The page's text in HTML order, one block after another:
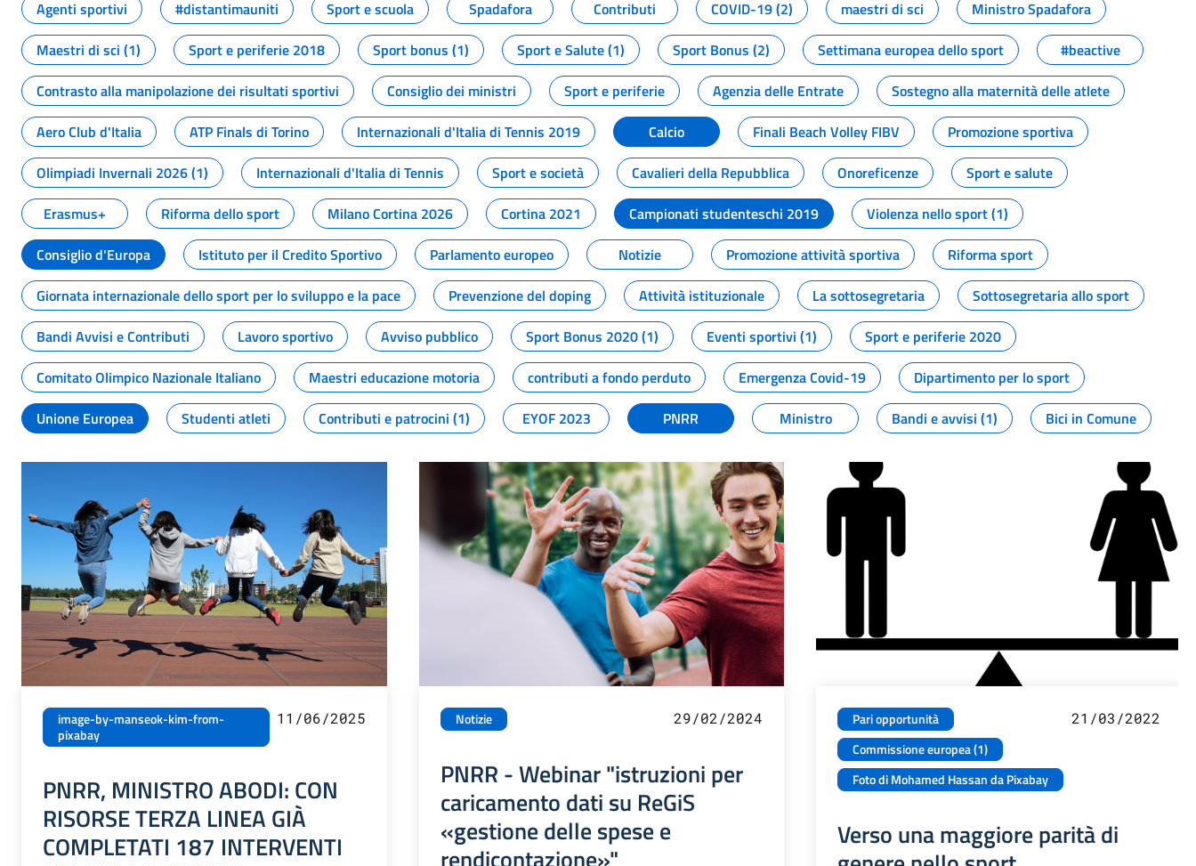
Agenti sportivi
#distantimauniti Sport e scuola Spadafora Contributi COVID-19 (2) maestri di sci
Ministro Spadafora
Maestri di sci (1)
Sport e periferie 2018 Sport bonus (1) Sport e Salute (1) Sport Bonus (2) Settimana europea dello sport
#beactive
Contrasto alla manipolazione dei risultati sportivi
Consiglio dei ministri Sport e periferie Agenzia delle Entrate
Sostegno alla maternità delle atlete
Aero Club d'Italia
ATP Finals di Torino Internazionali d'Italia di Tennis 2019 Calcio Finali Beach Volley FIBV
Promozione sportiva
Olimpiadi Invernali 2026 (1)
Internazionali d'Italia di Tennis Sport e società Cavalieri della Repubblica Onoreficenze
Sport e salute
Erasmus+
Riforma dello sport Milano Cortina 2026 Cortina 2021 Campionati studenteschi 2019
Violenza nello sport (1)
Consiglio d'Europa
Istituto per il Credito Sportivo Parlamento europeo Notizie Promozione attività sportiva
Riforma sport
Giornata internazionale dello sport per lo sviluppo e la pace
Prevenzione del doping Attività istituzionale La sottosegretaria
Sottosegretaria allo sport
Bandi Avvisi e Contributi
Lavoro sportivo Avviso pubblico Sport Bonus 2020 (1) Eventi sportivi (1)
Sport e periferie 2020
Comitato Olimpico Nazionale Italiano
Maestri educazione motoria contributi a fondo perduto Emergenza Covid-19
Dipartimento per lo sport
Unione Europea
Studenti atleti Contributi e patrocini (1) EYOF 2023 PNRR Ministro Bandi e avvisi (1) Bici in Comune
image-by-manseok-kim-from-
pixabay
11/06/2025
PNRR, MINISTRO ABODI: CON
RISORSE TERZA LINEA GIÀ
COMPLETATI 187 INTERVENTI
Notizie 29/02/2024
PNRR - Webinar "istruzioni per
caricamento dati su ReGiS
«gestione delle spese e
rendicontazione»"
Pari opportunità
Commissione europea (1)
Foto di Mohamed Hassan da Pixabay
21/03/2022
Verso una maggiore parità di